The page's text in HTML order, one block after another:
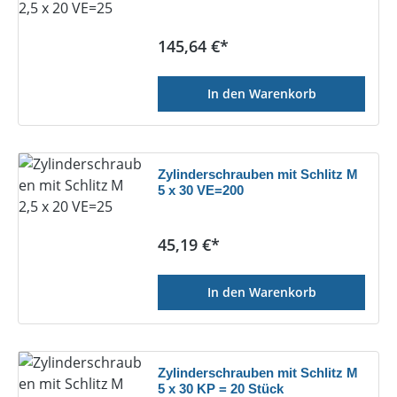
Regulärer Preis:
145,64 €*
In den Warenkorb
Zylinderschrauben mit Schlitz M
5 x 30 VE=200
Regulärer Preis:
45,19 €*
In den Warenkorb
Zylinderschrauben mit Schlitz M
5 x 30 KP = 20 Stück